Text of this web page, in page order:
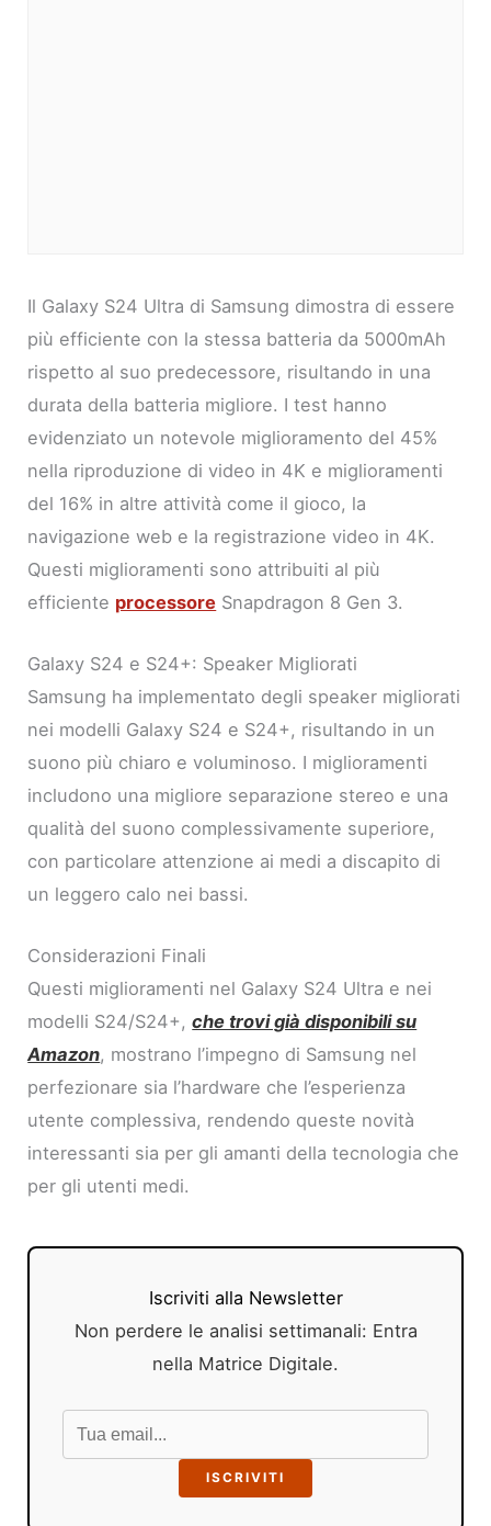
Il Galaxy S24 Ultra di Samsung dimostra di essere
più efficiente con la stessa batteria da 5000mAh
rispetto al suo predecessore, risultando in una
durata della batteria migliore. I test hanno
evidenziato un notevole miglioramento del 45%
nella riproduzione di video in 4K e miglioramenti
del 16% in altre attività come il gioco, la
navigazione web e la registrazione video in 4K.
Questi miglioramenti sono attribuiti al più
efficiente processore Snapdragon 8 Gen 3.
Galaxy S24 e S24+: Speaker Migliorati
Samsung ha implementato degli speaker migliorati
nei modelli Galaxy S24 e S24+, risultando in un
suono più chiaro e voluminoso. I miglioramenti
includono una migliore separazione stereo e una
qualità del suono complessivamente superiore,
con particolare attenzione ai medi a discapito di
un leggero calo nei bassi.
Considerazioni Finali
Questi miglioramenti nel Galaxy S24 Ultra e nei
modelli S24/S24+,che trovi già disponibili su
Amazon, mostrano l’impegno di Samsung nel
perfezionare sia l’hardware che l’esperienza
utente complessiva, rendendo queste novità
interessanti sia per gli amanti della tecnologia che
per gli utenti medi.
Iscriviti alla Newsletter
Non perdere le analisi settimanali: Entra
nella Matrice Digitale.
ISCRIVITI